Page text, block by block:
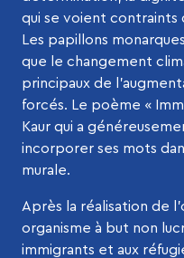
qui se voient contraints
Les papillons
que le changement
principaux de
forcés. Le poème «
Kaur qui a
incorporer ses mots
murale.
Après la réalisation de
organisme à but non
immigrants et aux